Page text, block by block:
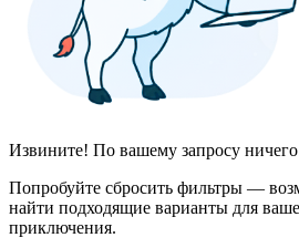
Извините! По вашему запросу
Попробуйте сбросить фильтры —
найти подходящие варианты для
приключения.